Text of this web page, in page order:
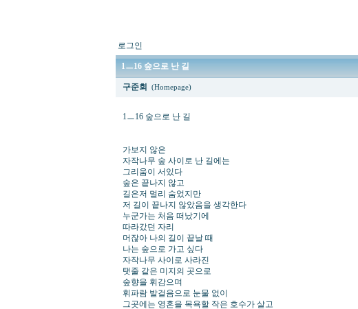
로그인
1ㅡ16 숲으로 난 길
구준회 (Homepage)
1ㅡ16 숲으로 난 길
가보지 않은
자작나무 숲 사이로 난 길에는
그리움이 서있다
숲은 끝나지 않고
길은저 멀리 숨었지만
저 길이 끝나지 않았음을 생각한다
누군가는 처음 떠났기에
따라갔던 자리
머잖아 나의 길이 끝날 때
나는 숲으로 가고 싶다
자작나무 사이로 사라진
탯줄 같은 미지의 곳으로
숲향을 휘감으며
휘파람 발걸음으로 눈물 없이
그곳에는 영혼을 목욕할 작은 호수가 살고